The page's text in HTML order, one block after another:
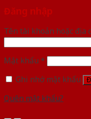
Đăng nhập
Tên tài khoản hoặc địa
Mật khẩu *
Ghi nhớ mật khẩu
Quên mật khẩu?